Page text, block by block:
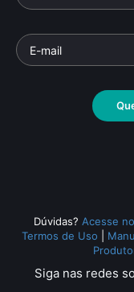
Ó
Dúvidas? Acesse
Termos de Uso
Siga nas redes